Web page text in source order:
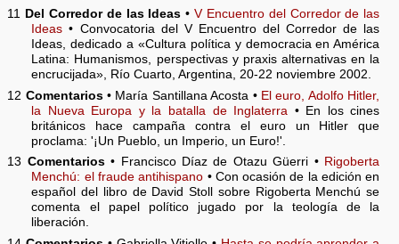
11 Del Corredor de las Ideas •V Encuentro del Corredor de las
Ideas • Convocatoria del V Encuentro del Corredor de las
Ideas, dedicado a «Cultura política y democracia en América
Latina: Humanismos, perspectivas y praxis alternativas en la
encrucijada», Río Cuarto, Argentina, 20-22 noviembre 2002.
12 Comentarios• María Santillana Acosta • El euro, Adolfo Hitler,
la Nueva Europa y la batalla de Inglaterra • En los cines
británicos hace campaña contra el euro un Hitler que
proclama: '¡Un Pueblo, un Imperio, un Euro!'.
13 Comentarios• Francisco Díaz de Otazu Güerri • Rigoberta
Menchú: el fraude antihispano • Con ocasión de la edición en
español del libro de David Stoll sobre Rigoberta Menchú se
comenta el papel político jugado por la teología de la
liberación.